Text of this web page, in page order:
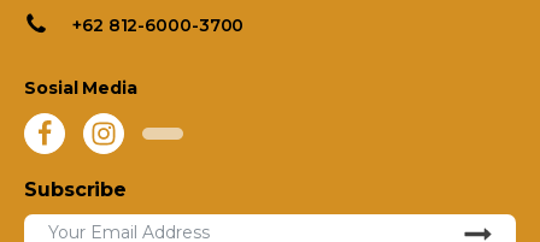
+62 812-6000-3700
Sosial Media
Subscribe